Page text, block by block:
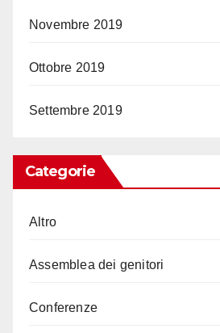
Novembre 2019
Ottobre 2019
Settembre 2019
Categorie
Altro
Assemblea dei genitori
Conferenze